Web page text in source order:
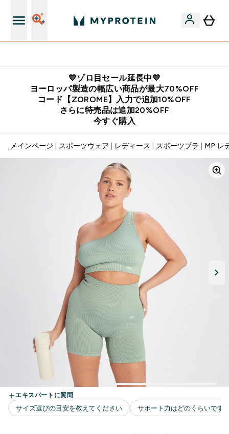
💙ゾロ目セール延長中💙
ヨーロッパ製造の幅広い商品が最大70%OFF
コード【ZOROME】入力で追加10%OFF
さらに特売品は追加20%OFF
今すぐ購入
メインページ スポーツウェア レディース スポーツブラ MP レ